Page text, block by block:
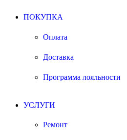
ПОКУПКА
Оплата
Доставка
Программа лояльности
УСЛУГИ
Ремонт